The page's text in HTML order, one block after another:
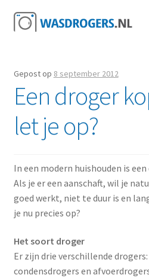
Ga door naar navigatie
Ga direct naar de inhoud
Gepost op 8 september 2012
Een droger
let je op?
In een modern huishouden is
Als je er een aanschaft, wil je
goed werkt, niet te duur is en
je nu precies op?
Het soort droger
Er zijn drie verschillende
condensdrogers en